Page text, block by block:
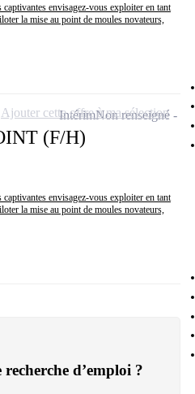
envisagez-vous exploiter en tant
la mise au point de moules novateurs,
(F/H)
envisagez-vous exploiter en tant
la mise au point de moules novateurs,
IntérimNon renseigné
Ajouter cette offre à ma sélection
d’emploi ?